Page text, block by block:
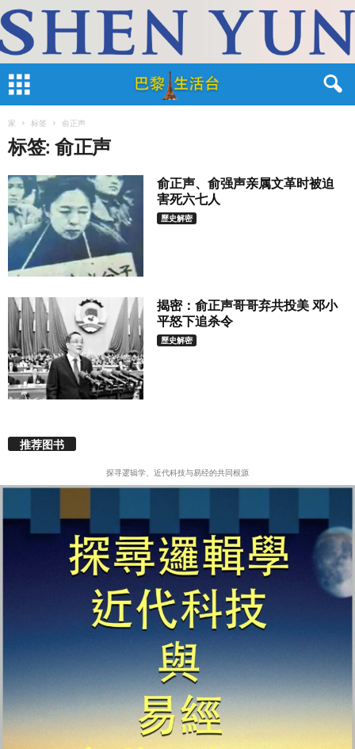
家 标签 俞正声
标签: 俞正声
俞正声、俞强声亲属文革时被迫
害死六七人
歷史解密
揭密：俞正声哥哥弃共投美 邓小
平怒下追杀令
歷史解密
推荐图书
探寻逻辑学、近代科技与易经的共同根源